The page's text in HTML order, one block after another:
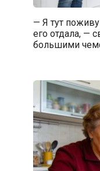
— Я тут
его отдала, —
большими